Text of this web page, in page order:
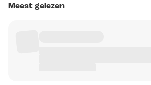
Meest gelezen